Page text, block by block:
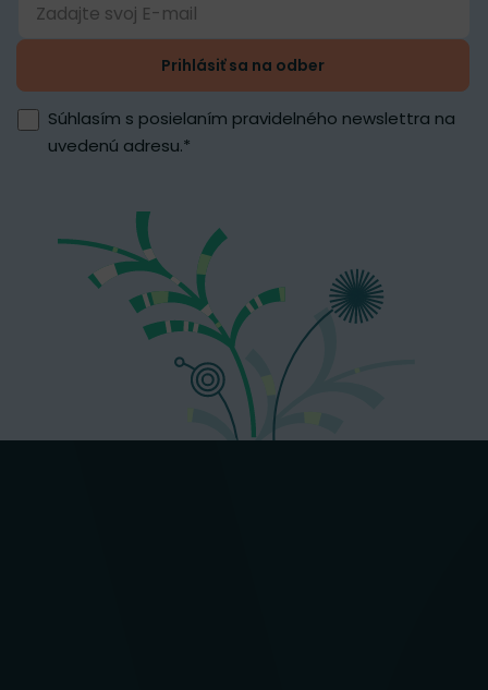
Prihlásiť sa na odber
Súhlasím s posielaním pravidelného newslettra na
uvedenú adresu.*